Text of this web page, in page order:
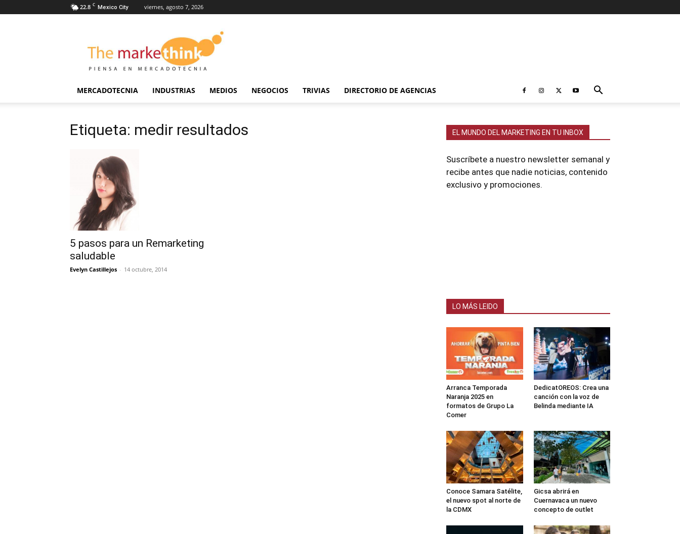
22.8 C Mexico City viernes, agosto 7, 2026
Markethink
MERCADOTECNIA INDUSTRIAS MEDIOS NEGOCIOS TRIVIAS DIRECTORIO DE AGENCIAS
Etiqueta: medir resultados
5 pasos para un Remarketing
saludable
Evelyn Castillejos - 14 octubre, 2014
EL MUNDO DEL MARKETING EN TU INBOX
Suscríbete a nuestro newsletter semanal y
recibe antes que nadie noticias, contenido
exclusivo y promociones.
LO MÁS LEIDO
Arranca Temporada
Naranja 2025 en
formatos de Grupo La
Comer
DedicatOREOS: Crea una
canción con la voz de
Belinda mediante IA
Conoce Samara Satélite,
el nuevo spot al norte de
la CDMX
Gicsa abrirá en
Cuernavaca un nuevo
concepto de outlet